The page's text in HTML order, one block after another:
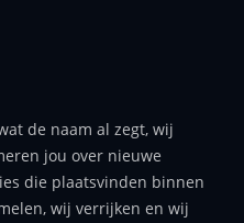
de naam al zegt, wij
jou over nieuwe
die plaatsvinden binnen
wij verrijken en wij